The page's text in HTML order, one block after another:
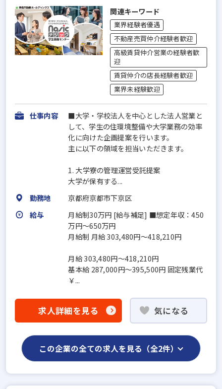
関連キーワード
業界経験者優遇
不動産売買仲介経験者歓迎
高級賃貸仲介営業の経験者歓
迎
賃貸仲介の店長経験者歓迎
業界未経験歓迎
仕事内容
■大学・学校法人を中心とした法人営業と
して、学生の住環境整備や大学業務の効率
化に向けた企画提案を行います。
主に以下の領域を担当いただきます。
1. 大学寮の管理運営受託提案
大学が保有する...
勤務地
京都府京都市下京区
給与
月給制30万円 [給与補足] ■想定年収：450
万円～650万円
月給制 月給 303,480円～418,210円
月給 303,480円～418,210円
基本給 287,000円～395,500円 固定残業代
￥...
求人詳細を見る 気になる
この企業の全ての求人を見る（全2件）